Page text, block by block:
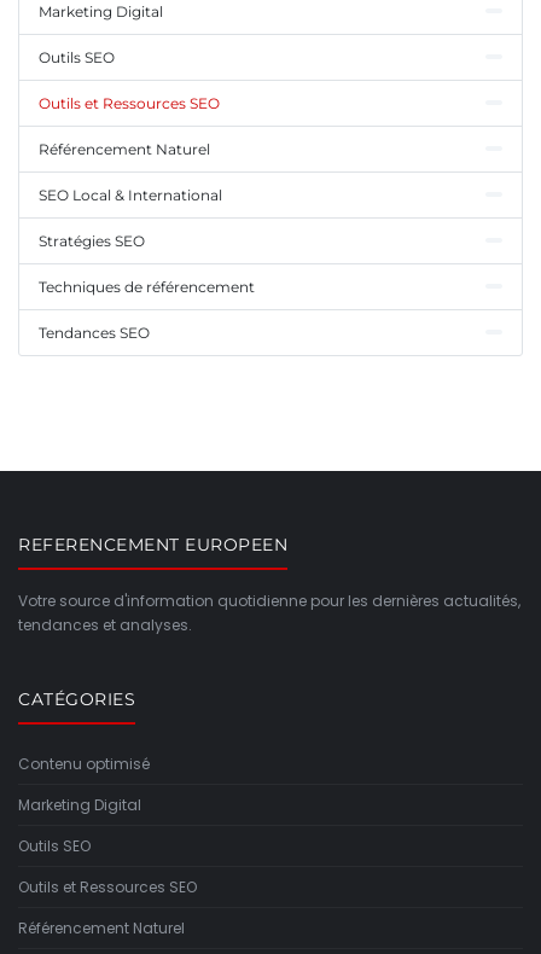
Marketing Digital
Outils SEO
Outils et Ressources SEO
Référencement Naturel
SEO Local & International
Stratégies SEO
Techniques de référencement
Tendances SEO
REFERENCEMENT EUROPEEN
Votre source d'information quotidienne pour les dernières actualités,
tendances et analyses.
CATÉGORIES
Contenu optimisé
Marketing Digital
Outils SEO
Outils et Ressources SEO
Référencement Naturel